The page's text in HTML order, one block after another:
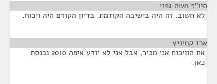
היו"ר משה גפני
לא חשוב. זה היה בישיבה הקודמת. בדיון הקודם היה ויכוח.
ארז קמיניץ
את הוויכוח אני מכיר, אבל אני לא יודע איפה 2010 נכנסת
כאן.